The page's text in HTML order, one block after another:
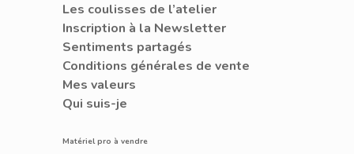
Les coulisses de l’atelier
Inscription à la Newsletter
Sentiments partagés
Conditions générales de vente
Mes valeurs
Qui suis-je
Matériel pro à vendre